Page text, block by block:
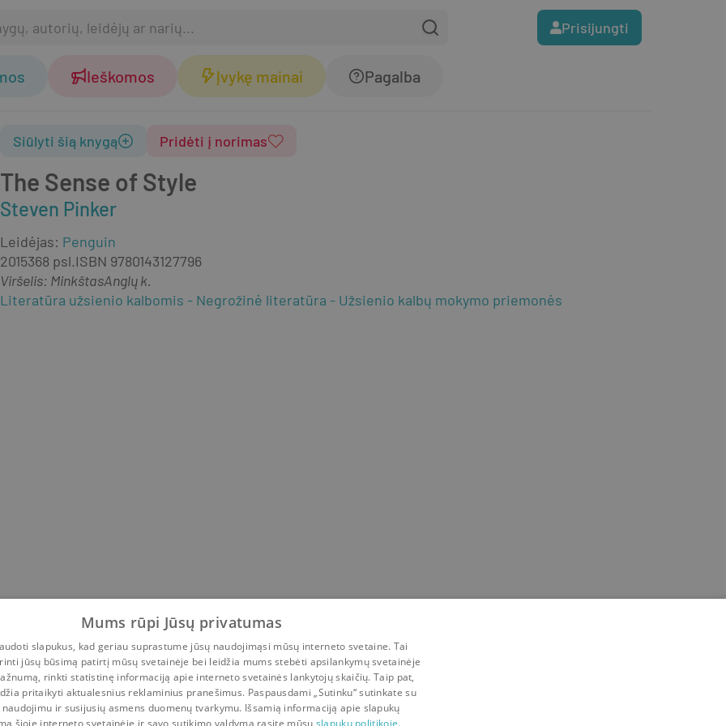
Prisijungti
Ieškomos Įvykę mainai Pagalba
The Sense of Style
Steven Pinker
Siūlyti šią knygą Pridėti į norimas
Leidėjas: Penguin
2015368 psl.ISBN 9780143127796
Viršelis: MinkštasAnglų k.
Literatūra užsienio kalbomis
Negrožinė literatūra Užsienio kalbų mokymo priemonės
Mums rūpi Jūsų privatumas
slapukus, kad geriau suprastume jūsų naudojimąsi mūsų interneto svetaine. Tai
jūsų būsimą patirtį mūsų svetainėje bei leidžia mums stebėti apsilankymų svetainėje
rinkti statistinę informaciją apie interneto svetainės lankytojų skaičių. Taip pat,
pritaikyti aktualesnius reklaminius pranešimus. Paspausdami „Sutinku“ sutinkate su
ir susijusių asmens duomenų tvarkymu. Išsamią informaciją apie slapukų
šioje interneto svetainėje ir savo sutikimo valdymą rasite mūsų slapukų politikoje.